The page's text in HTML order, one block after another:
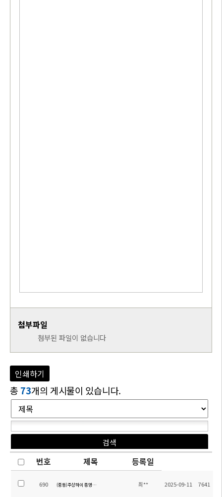
첨부파일
첨부된 파일이 없습니다
인쇄하기
총 73개의 게시물이 있습니다.
번호 제목 등록일
690 (중등)주상하이 총영사관 부총영사 특강 개최 안내최** 2025-09-11 7641